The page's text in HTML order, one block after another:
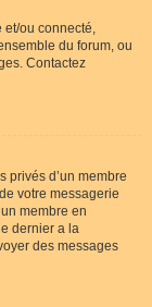
et/ou connecté,
du forum, ou
Contactez
privés d’un membre
votre messagerie
membre en
dernier a la
des messages